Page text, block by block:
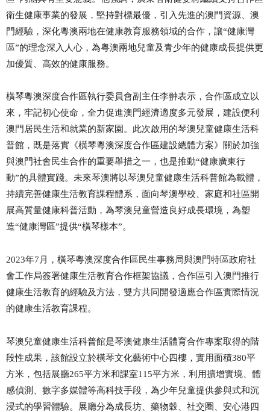
衛生健康事業的發展，堅持對標最優，引入先進的澳門資源、澳
門經驗，深化粵澳兩地在健康教育服務領域的合作，讓“健康灣
區”的理念深入人心， 為粵澳兩地兒童及青少年的健康成長提供更
加優質、高效的健康服務。
橫琴粵澳深度合作區執行委員會副主任李翀表示， 合作區成立以
來，牢記初心使命，全力促進澳門經濟適度多元發展，建設便利
澳門居民生活和就業的新家園。此次啟用的琴澳兒童健康生活科
普館， 既是落實《橫琴粵澳深度合作區建設總體方案》 關於加強
與澳門社會民生合作的重要舉措之一 ，也是推動“健康廣東行
動”的具體實踐。 未來琴澳將以琴澳兒童健康生活科普館為載體 ，
持續完善健康生活教育課程體系，面向琴澳學校、家庭和社區開
展高質量健康科普活動，為琴澳兒童營造良好成長環境， 為塑
造“健康灣區”提供“橫琴樣本”。
2023年7 月， 橫琴粵澳深度合作區民生事務局與澳門特區政府社
會工作局簽署健康生活教育合作框架協議 ， 合作區引入澳門推行
健康生活教育的經驗及方法， 雙方共同開發適應合作區實際情況
的健康生活教育課程。
琴澳兒童健康生活科普館是琴澳健康生活體育合作專案取得的階
段性成果 ，該館設立於橫琴文化藝術中心四樓，實用面積380平
方米 ，包括展廳265平方米和課室115平方米 ，利用擴增實境、體
感偵測、數字多媒體等高科技手段，為少年兒童提供參與式和沉
浸式的學習體驗。展廳分為成長坊、藥物穀、社交圈、安心港四